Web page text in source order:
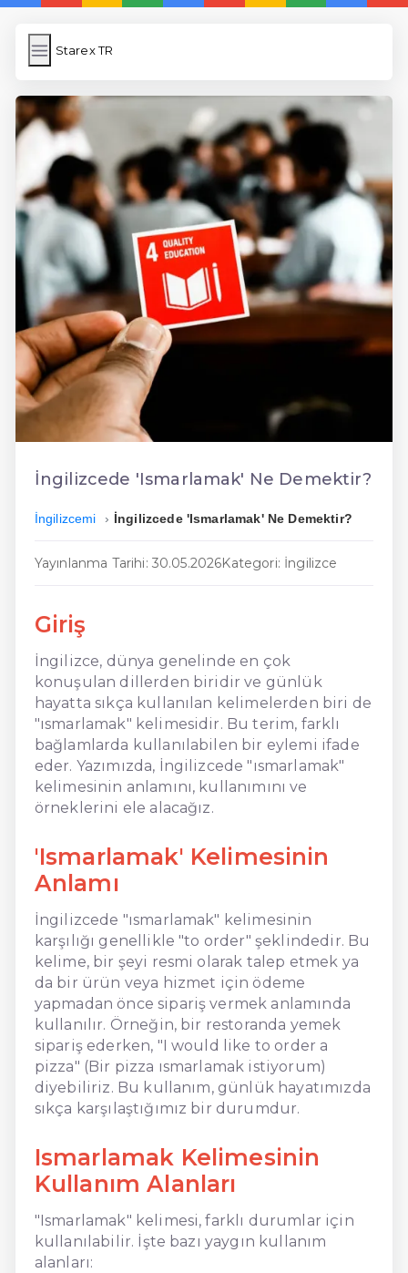
Starex TR
Starex TR
Link Kısaltma
WP Cache
Anasayfa
5 Günde İngilizce
İngilizce
Dil Eğitimi
En Hızlı İngilizce
En Kolay İngilizce
En Ucuz İngilizce
En Uygun İngilizce
Hızlı İngilizce
İngilizcede 'Ismarlamak' Ne Demektir?
İngilizcemi İngilizcede 'Ismarlamak' Ne Demektir?
Yayınlanma Tarihi: 30.05.2026Kategori: İngilizce
Giriş
İngilizce, dünya genelinde en çok
konuşulan dillerden biridir ve günlük
hayatta sıkça kullanılan kelimelerden biri de
"ısmarlamak" kelimesidir. Bu terim, farklı
bağlamlarda kullanılabilen bir eylemi ifade
eder. Yazımızda, İngilizcede "ısmarlamak"
kelimesinin anlamını, kullanımını ve
örneklerini ele alacağız.
'Ismarlamak' Kelimesinin
Anlamı
İngilizcede "ısmarlamak" kelimesinin
karşılığı genellikle "to order" şeklindedir. Bu
kelime, bir şeyi resmi olarak talep etmek ya
da bir ürün veya hizmet için ödeme
yapmadan önce sipariş vermek anlamında
kullanılır. Örneğin, bir restoranda yemek
sipariş ederken, "I would like to order a
pizza" (Bir pizza ısmarlamak istiyorum)
diyebiliriz. Bu kullanım, günlük hayatımızda
sıkça karşılaştığımız bir durumdur.
Ismarlamak Kelimesinin
Kullanım Alanları
"Ismarlamak" kelimesi, farklı durumlar için
kullanılabilir. İşte bazı yaygın kullanım
alanları: